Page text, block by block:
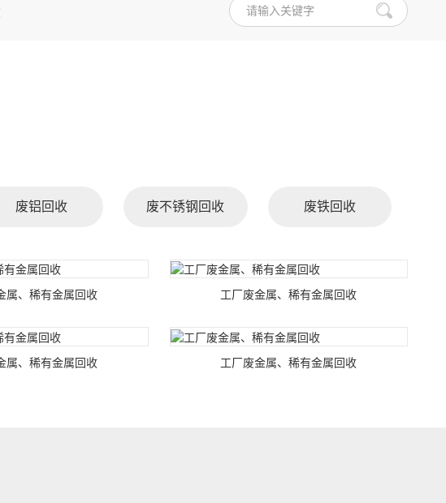
废铝回收 废不锈钢回收 废铁回收
属、稀有金属回收 工厂废金属、稀有金属回收
属、稀有金属回收 工厂废金属、稀有金属回收